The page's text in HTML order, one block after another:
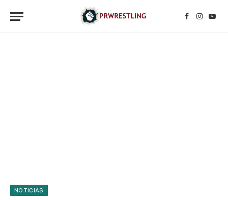
Facebook
NOTICIAS